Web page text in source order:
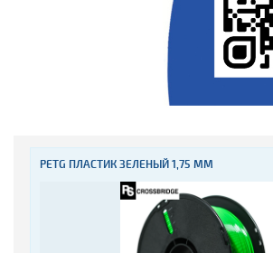
PETG ПЛАСТИК ЗЕЛЕНЫЙ 1,75 ММ